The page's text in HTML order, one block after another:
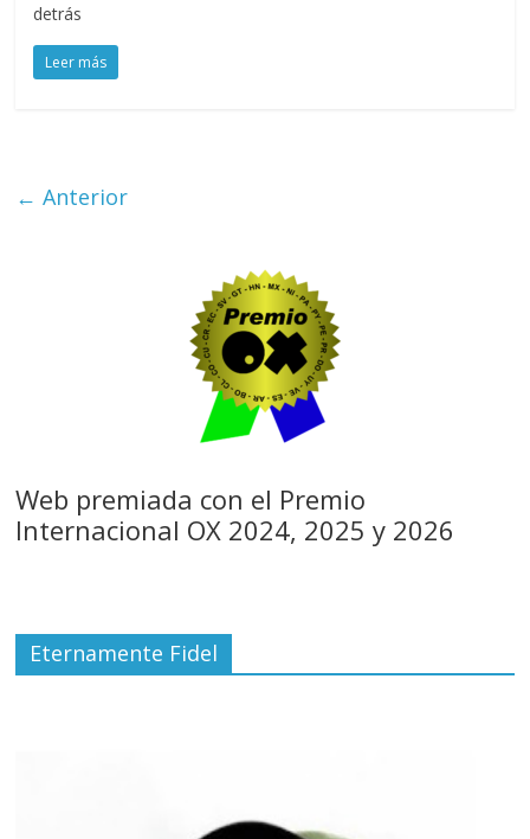
detrás
Leer más
← Anterior
Web premiada con el Premio
Internacional OX 2024, 2025 y 2026
Eternamente Fidel